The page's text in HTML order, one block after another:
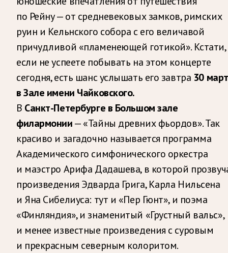
по Рейну — от средневековых замков, римских
руин и Кельнского собора с его величавой
причудливой «пламенеющей готикой». Кстати,
если не успеете побывать на этом концерте
сегодня, есть шанс услышать его завтра 30
в Зале имени Чайковского.
В Санкт-Петербурге в Большом зале
филармонии— «Тайны древних фьордов». Так
красиво и загадочно называется программа
Академического симфонического оркестра
и маэстро Арифа Дадашева, в которой
произведения Эдварда Грига, Карла Нильсена
и Яна Сибелиуса: тут и «Пер Гюнт», и поэма
«Финляндия», и знаменитый «Грустный вальс»,
и менее известные произведения с суровым
и прекрасным северным колоритом.